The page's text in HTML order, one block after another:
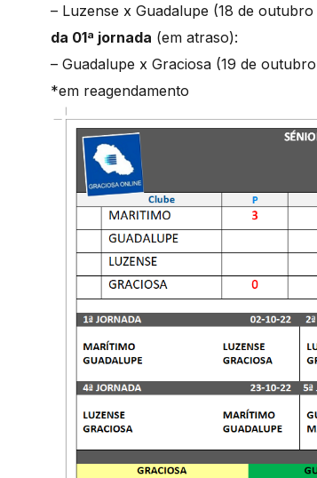
– Luzense x Guadalupe (18 de
da 01ª jornada (em atraso):
– Guadalupe x Graciosa (19 de
*em reagendamento